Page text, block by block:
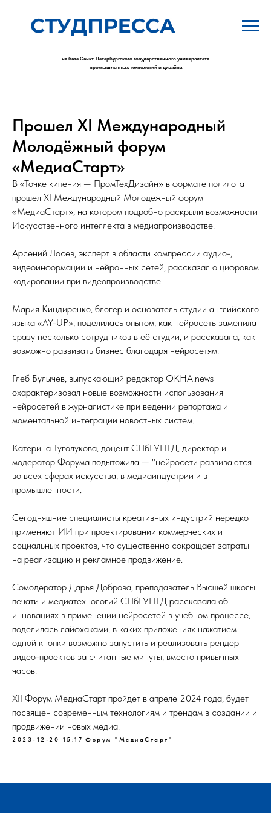
на базе Санкт-Петербургского государственного университета
промышленных технологий и дизайна
Прошел XI Международный
Молодёжный форум
«МедиаСтарт»
В «Точке кипения — ПромТехДизайн» в формате полилога
прошел XI Международный Молодёжный форум
«МедиаСтарт», на котором подробно раскрыли возможности
Искусственного интеллекта в медиапроизводстве.
Арсений Лосев, эксперт в области компрессии аудио-,
видеоинформации и нейронных сетей, рассказал о цифровом
кодировании при видеопроизводстве.
Мария Киндиренко, блогер и основатель студии английского
языка «AY-UP», поделилась опытом, как нейросеть заменила
сразу несколько сотрудников в её студии, и рассказала, как
возможно развивать бизнес благодаря нейросетям.
Глеб Булычев, выпускающий редактор ОКНА.news
охарактеризовал новые возможности использования
нейросетей в журналистике при ведении репортажа и
моментальной интеграции новостных систем.
Катерина Туголукова, доцент СПбГУПТД, директор и
модератор Форума подытожила — "нейросети развиваются
во всех сферах искусства, в медиаиндустрии и в
промышленности.
Сегодняшние специалисты креативных индустрий нередко
применяют ИИ при проектировании коммерческих и
социальных проектов, что существенно сокращает затраты
на реализацию и рекламное продвижение.
Сомодератор Дарья Доброва, преподаватель Высшей школы
печати и медиатехнологий СПбГУПТД рассказала об
инновациях в применении нейросетей в учебном процессе,
поделилась лайфхаками, в каких приложениях нажатием
одной кнопки возможно запустить и реализовать рендер
видео-проектов за считанные минуты, вместо привычных
часов.
XII Форум МедиаСтарт пройдет в апреле 2024 года, будет
посвящен современным технологиям и трендам в создании и
продвижении новых медиа.
2023-12-20 15:17 Форум "МедиаСтарт"